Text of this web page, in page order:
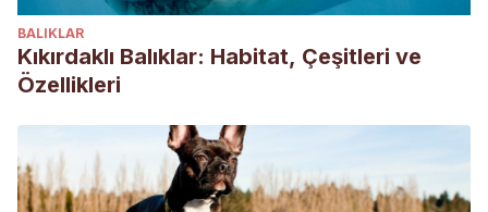
BALIKLAR
Kıkırdaklı Balıklar: Habitat, Çeşitleri ve
Özellikleri